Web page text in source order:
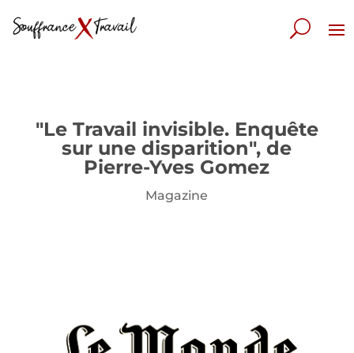
"Le Travail invisible. Enquête
sur une disparition", de
Pierre-Yves Gomez
Magazine